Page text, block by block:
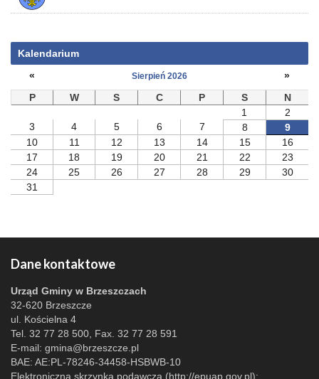
Kalendarium
«
Sierpień 2026
»
P
W S C P S
N
1
2
3
4 5 6 7 8
9
10
11 12 13 14 15
16
17
18 19 20 21 22
23
24
25 26 27 28 29
30
31
Dane kontaktowe
Urząd Gminy w Brzeszczach
32-620 Brzeszcze
ul. Kościelna 4
Tel. 32 77 28 500, Fax. 32 77 28 591
E-mail: gmina@brzeszcze.pl
BAE: AE:PL-78246-34458-HSBWB-10
Elektroniczna skrzynka podawcza (http://epuap.gov.pl):